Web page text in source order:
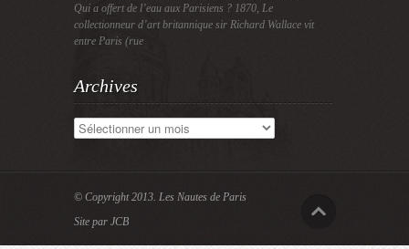
Qui a offert de l’eau aux Parisiens ? 1870, Le
collectionneur d’art britannique sir Richard Wallace vit
entre Paris (rue
Archives
Archives
© Copyright 2013. Les Nautes de Paris
Site par JCB